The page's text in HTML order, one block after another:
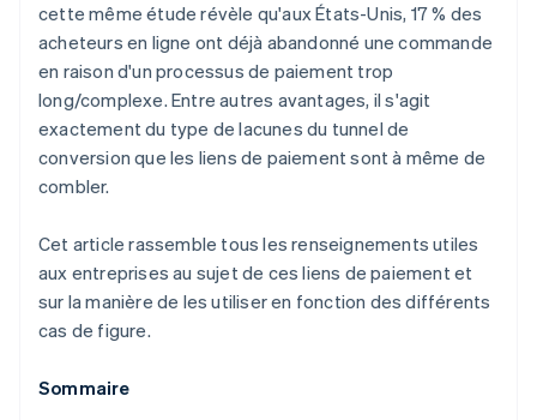
cette même étude révèle qu'aux États-Unis, 17 % des
acheteurs en ligne ont déjà abandonné une commande
en raison d'un processus de paiement trop
long/complexe. Entre autres avantages, il s'agit
exactement du type de lacunes du tunnel de
conversion que les liens de paiement sont à même de
combler.
Cet article rassemble tous les renseignements utiles
aux entreprises au sujet de ces liens de paiement et
sur la manière de les utiliser en fonction des différents
cas de figure.
Sommaire